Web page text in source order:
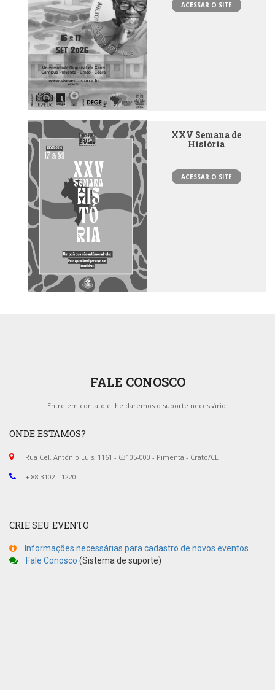
ACESSAR O SITE
XXV Semana de
História
ACESSAR O SITE
FALE CONOSCO
Entre em contato e lhe daremos o suporte necessário.
ONDE ESTAMOS?
Rua Cel. Antônio Luis, 1161 - 63105-000 - Pimenta - Crato/CE
+ 88 3102 - 1220
CRIE SEU EVENTO
Informações necessárias para cadastro de novos eventos
Fale Conosco (Sistema de suporte)